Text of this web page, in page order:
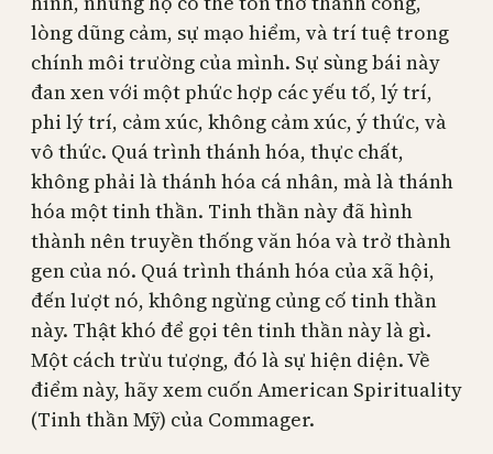
lòng dũng cảm, sự mạo hiểm, và trí tuệ trong
chính môi trường của mình. Sự sùng bái này
đan xen với một phức hợp các yếu tố, lý trí,
phi lý trí, cảm xúc, không cảm xúc, ý thức, và
vô thức. Quá trình thánh hóa, thực chất,
không phải là thánh hóa cá nhân, mà là thánh
hóa một tinh thần. Tinh thần này đã hình
thành nên truyền thống văn hóa và trở thành
gen của nó. Quá trình thánh hóa của xã hội,
đến lượt nó, không ngừng củng cố tinh thần
này. Thật khó để gọi tên tinh thần này là gì.
Một cách trừu tượng, đó là sự hiện diện. Về
điểm này, hãy xem cuốn American Spirituality
(Tinh thần Mỹ) của Commager.